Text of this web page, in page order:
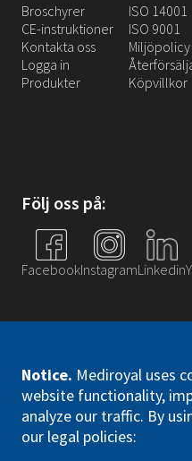
Broschyrer
CE-instruktioner
Kontakta oss
Logga in
Produkter
ISO 14001
ISO 9001
Miljöpolicy
Köpvillkor
Följ oss på:
FacebookInstagramLinkedin
Mediroyal
Notice. Mediroyal uses
website functionality,
analyze our traffic. By
our legal policies: